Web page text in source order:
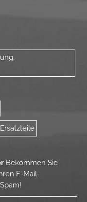
Bekommen Sie
E-Mail-